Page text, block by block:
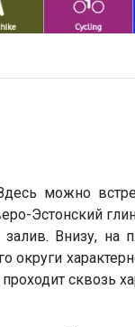
можно
Эстонский
Внизу, на
округи
сквозь